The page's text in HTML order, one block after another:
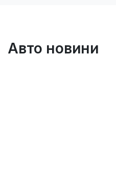
Авто новини